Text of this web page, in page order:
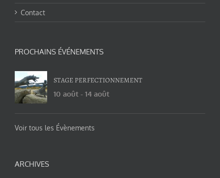
Contact
PROCHAINS ÉVÉNEMENTS
STAGE PERFECTIONNEMENT
10 août - 14 août
Voir tous les Évènements
ARCHIVES